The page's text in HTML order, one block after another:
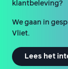
klantbeleving?
We gaan in
Vliet.
Lees het